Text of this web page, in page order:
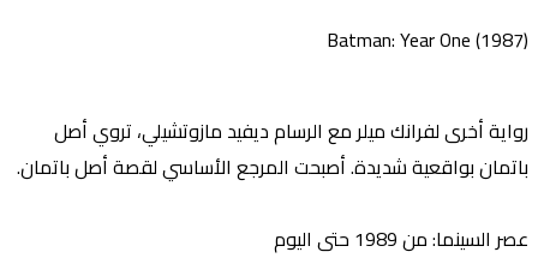
Batman: Year One (1987)
رواية أخرى لفرانك ميلر مع الرسام ديفيد مازوتشيلي، تروي أصل
باتمان بواقعية شديدة. أصبحت المرجع الأساسي لقصة أصل باتمان.
عصر السينما: من 1989 حتى اليوم